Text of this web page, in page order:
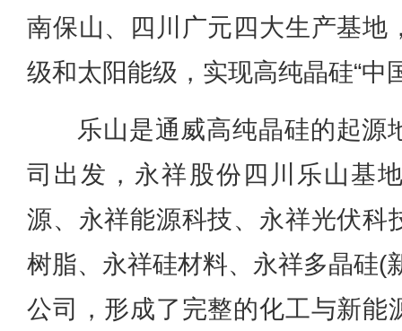
南保山、四川广元四大生产基地
级和太阳能级，实现高纯晶硅“中
乐山是通威高纯晶硅的起源
司出发，永祥股份四川乐山基
源、永祥能源科技、永祥光伏科
树脂、永祥硅材料、永祥多晶硅(
公司，形成了完整的化工与新能